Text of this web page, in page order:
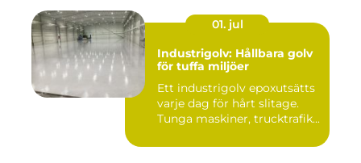
01. jul
Industrigolv: Hållbara golv
för tuffa miljöer
Ett industrigolv epoxutsätts
varje dag för hårt slitage.
Tunga maskiner, trucktrafik...